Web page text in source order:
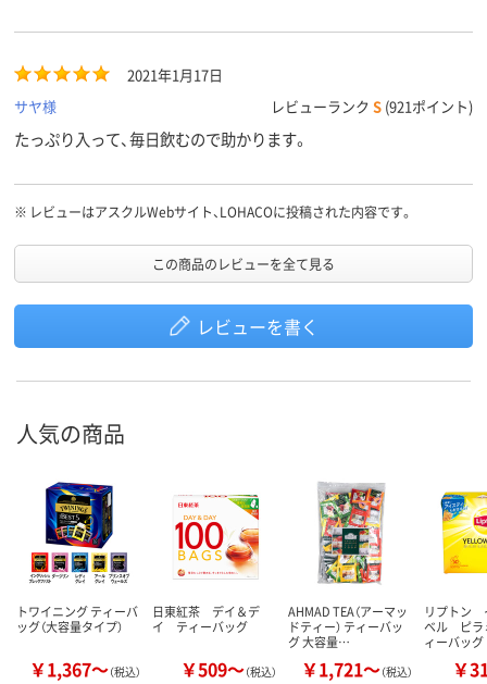
2021年1月17日
サヤ様
レビューランク S (921ポイント)
たっぷり入って、毎日飲むので助かります。
※ レビューはアスクルWebサイト、LOHACOに投稿された内容です。
この商品のレビューを全て見る
レビューを書く
人気の商品
トワイニング ティーバ
ッグ（大容量タイプ）
￥1,367～（税込）
日東紅茶 デイ＆デ
イ ティーバッグ
￥509～（税込）
AHMAD TEA（アーマッ
ドティー） ティーバッ
グ 大容量…
￥1,721～（税込）
リプトン
ベル ピラ
ィーバッグ
￥